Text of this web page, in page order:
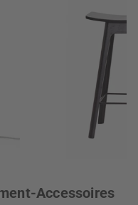
Accessoires